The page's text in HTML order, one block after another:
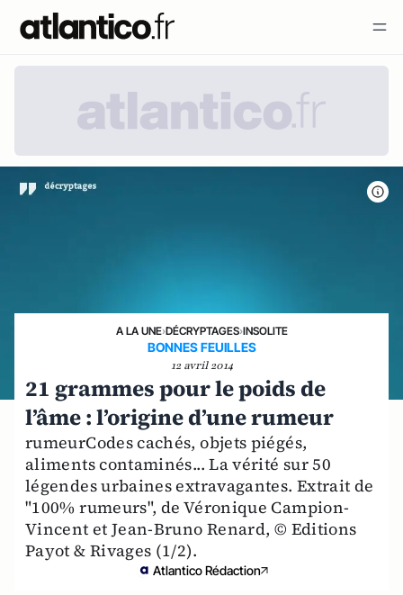
A LA UNE›DÉCRYPTAGES›INSOLITE
BONNES FEUILLES
12 avril 2014
21 grammes pour le poids de
l’âme : l’origine d’une rumeur
rumeurCodes cachés, objets piégés,
aliments contaminés... La vérité sur 50
légendes urbaines extravagantes. Extrait de
"100% rumeurs", de Véronique Campion-
Vincent et Jean-Bruno Renard, © Editions
Payot & Rivages (1/2).
Atlantico Rédaction